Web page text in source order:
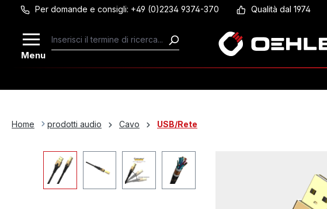
Passa al contenuto principale
Per domande e consigli: +49 (0)2234 9374-370 Qualità dal 1974
Menu
Home prodotti audio Cavo USB/Rete